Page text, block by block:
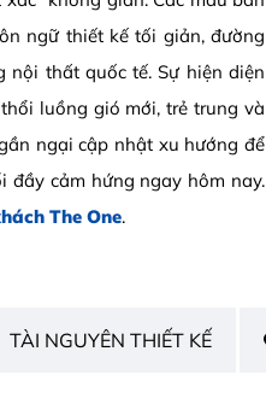
ngữ thiết kế tối giản, đường
nội thất quốc tế. Sự hiện diện
luồng gió mới, trẻ trung và
ngại cập nhật xu hướng để
đầy cảm hứng ngay hôm nay.
The One.
TÀI NGUYÊN THIẾT KẾ